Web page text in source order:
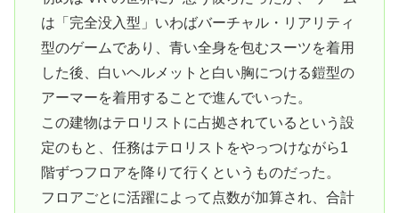
は「完全没入型」いわばバーチャル・リアリティ
型のゲームであり、青い全身を包むスーツを着用
した後、白いヘルメットと白い胸につける鎧型の
アーマーを着用することで進んでいった。
この建物はテロリストに占拠されているという設
定のもと、任務はテロリストをやっつけながら1
階ずつフロアを降りて行くというものだった。
フロアごとに活躍によって点数が加算され、合計